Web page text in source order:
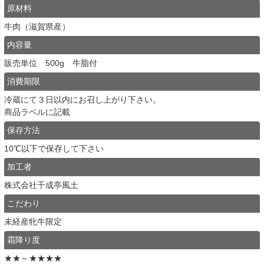
原材料
牛肉（滋賀県産）
内容量
販売単位 500g 牛脂付
消費期限
冷蔵にて３日以内にお召し上がり下さい。
商品ラベルに記載
保存方法
10℃以下で保存して下さい
加工者
株式会社千成亭風土
こだわり
未経産牝牛限定
霜降り度
★★～★★★★